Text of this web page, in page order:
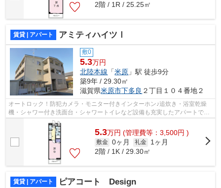
2階 / 1R / 25.25㎡
賃貸 | アパート アミティハイツⅠ
敷0
5.3万円
北陸本線 「米原 」駅 徒歩9分
築9年 / 29.30㎡
滋賀県米原市下多良 ２丁目１０４番地２
オートロック！防犯カメラ・モニター付きインターホン♪追炊き・浴室乾燥
機・シャワー付き洗面台・シャワートイレなど設備も充実したアパートで
す。
5.3万円 (管理費等：3,500円 )
敷金 0ヶ月 礼金
1ヶ月
2階 / 1K / 29.30㎡
賃貸 | アパート ピアコート Design